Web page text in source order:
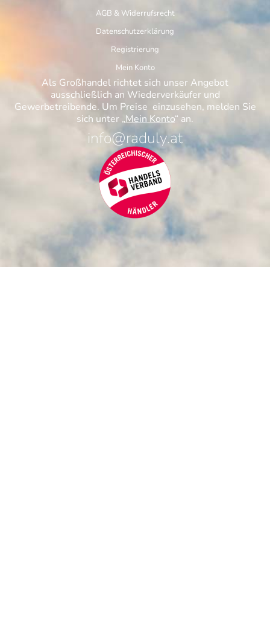
AGB & Widerrufsrecht
Datenschutzerklärung
Registrierung
Mein Konto
Als Großhandel richtet sich unser Angebot
ausschließlich an Wiederverkäufer und
Gewerbetreibende. Um Preise einzusehen, melden Sie
sich unter „Mein Konto“ an.
info@raduly.at